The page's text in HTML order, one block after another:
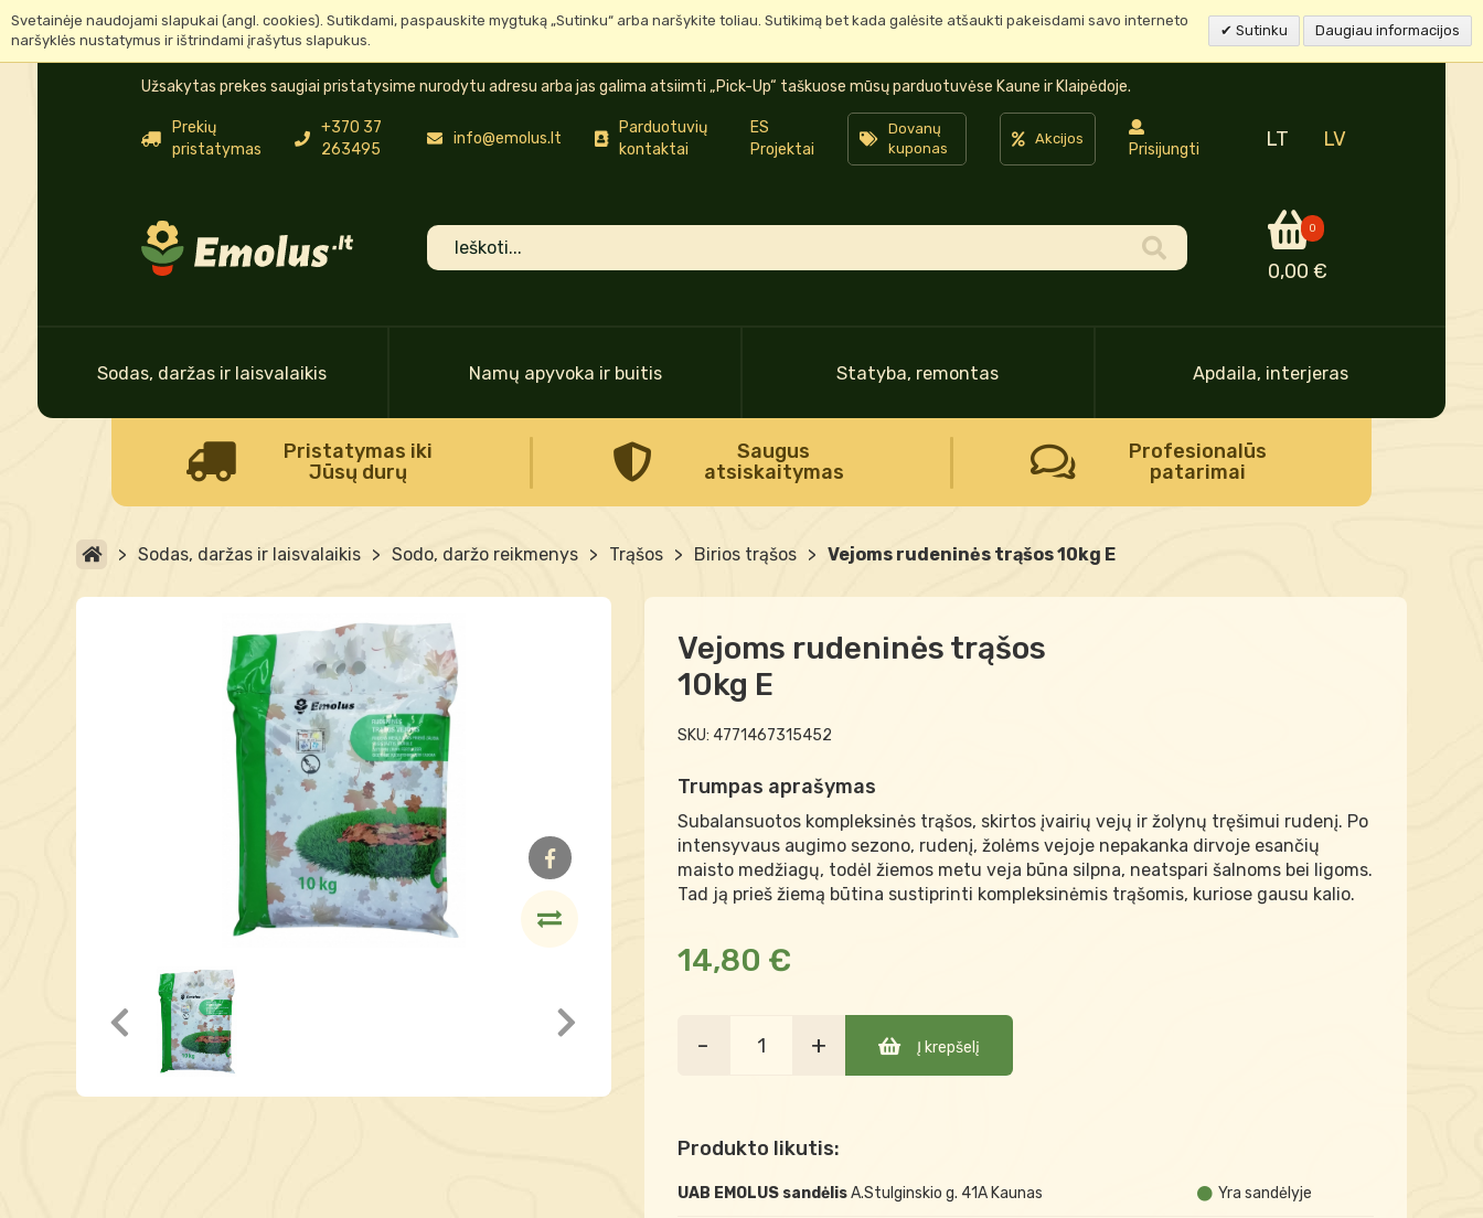
Svetainėje naudojami slapukai (angl. cookies). Sutikdami, paspauskite mygtuką „Sutinku“ arba naršykite toliau. Sutikimą bet kada galėsite atšaukti pakeisdami savo interneto
naršyklės nustatymus ir ištrindami įrašytus slapukus.
Sutinku Daugiau informacijos
Užsakytas prekes saugiai pristatysime nurodytu adresu arba jas galima atsiimti „Pick-Up“ taškuose mūsų parduotuvėse Kaune ir Klaipėdoje.
Prekių
pristatymas
+370 37
263495
info@emolus.lt
Parduotuvių
kontaktai
ES
Projektai
Dovanų
kuponas
Akcijos
Prisijungti LT LV
0
0,00 €
Sodas, daržas ir laisvalaikis Namų apyvoka ir buitis Statyba, remontas Apdaila, interjeras
Pristatymas iki
Jūsų durų
Saugus
atsiskaitymas
Profesionalūs
patarimai
> Sodas, daržas ir laisvalaikis > Sodo, daržo reikmenys > Trąšos > Birios trąšos > Vejoms rudeninės trąšos 10kg E
Vejoms rudeninės trąšos
10kg E
SKU: 4771467315452
Trumpas aprašymas
Subalansuotos kompleksinės trąšos, skirtos įvairių vejų ir žolynų tręšimui rudenį. Po
intensyvaus augimo sezono, rudenį, žolėms vejoje nepakanka dirvoje esančių
maisto medžiagų, todėl žiemos metu veja būna silpna, neatspari šalnoms bei ligoms.
Tad ją prieš žiemą būtina sustiprinti kompleksinėmis trąšomis, kuriose gausu kalio.
14,80 €
- + Į krepšelį
Produkto likutis:
UAB EMOLUS sandėlisA.Stulginskio g. 41A Kaunas Yra sandėlyje